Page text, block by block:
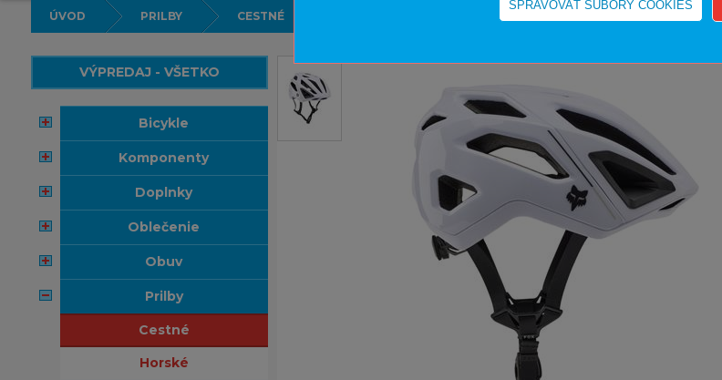
ÚVOD PRILBY CESTNÉ
VÝPREDAJ - VŠETKO
bicykle
komponenty
doplnky
oblečenie
obuv
prilby
cestné
horské